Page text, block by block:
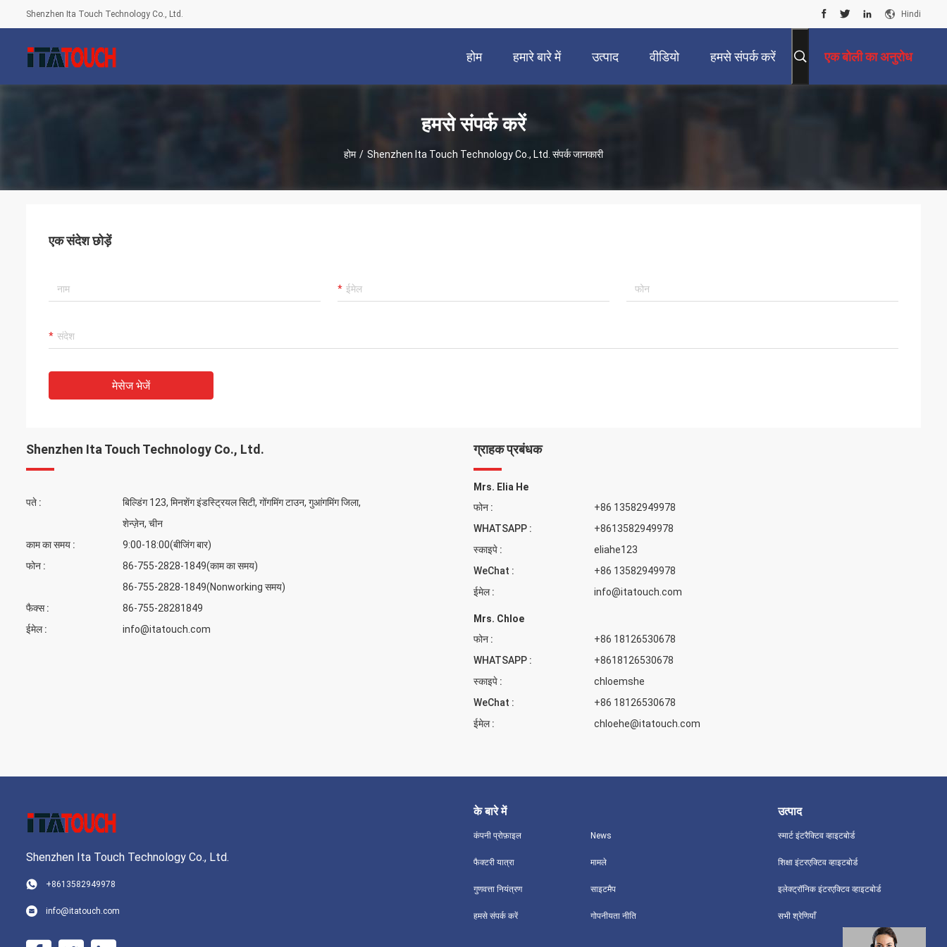
Shenzhen Ita Touch Technology Co., Ltd. Hindi
होम हमारे बारे में उत्पाद वीडियो हमसे संपर्क करें एक बोली का अनुरोध
हमसे संपर्क करें
होम / Shenzhen Ita Touch Technology Co., Ltd. संपर्क जानकारी
एक संदेश छोड़ें
मेसेज भेजें
Shenzhen Ita Touch Technology Co., Ltd.
पते :
बिल्डिंग 123, मिनशेंग इंडस्ट्रियल सिटी, गोंगमिंग टाउन, गुआंगमिंग जिला,
शेन्ज़ेन, चीन
काम का समय :
9:00-18:00(बीजिंग बार)
फोन :
86-755-2828-1849(काम का समय)
86-755-2828-1849(Nonworking समय)
फैक्स :
86-755-28281849
ईमेल :
info@itatouch.com
ग्राहक प्रबंधक
Mrs. Elia He
फोन :
+86 13582949978
WHATSAPP :
+8613582949978
स्काइपे :
eliahe123
WeChat :
+86 13582949978
ईमेल :
info@itatouch.com
Mrs. Chloe
फोन :
+86 18126530678
WHATSAPP :
+8618126530678
स्काइपे :
chloemshe
WeChat :
+86 18126530678
ईमेल :
chloehe@itatouch.com
Shenzhen Ita Touch Technology Co., Ltd.
+8613582949978
info@itatouch.com
के बारे में
कंपनी प्रोफ़ाइल
फैक्टरी यात्रा
गुणवत्ता नियंत्रण
हमसे संपर्क करें
News
मामले
साइटमैप
गोपनीयता नीति
उत्पाद
स्मार्ट इंटरैक्टिव व्हाइटबोर्ड
शिक्षा इंटरएक्टिव व्हाइटबोर्ड
इलेक्ट्रॉनिक इंटरएक्टिव व्हाइटबोर्ड
सभी श्रेणियाँ